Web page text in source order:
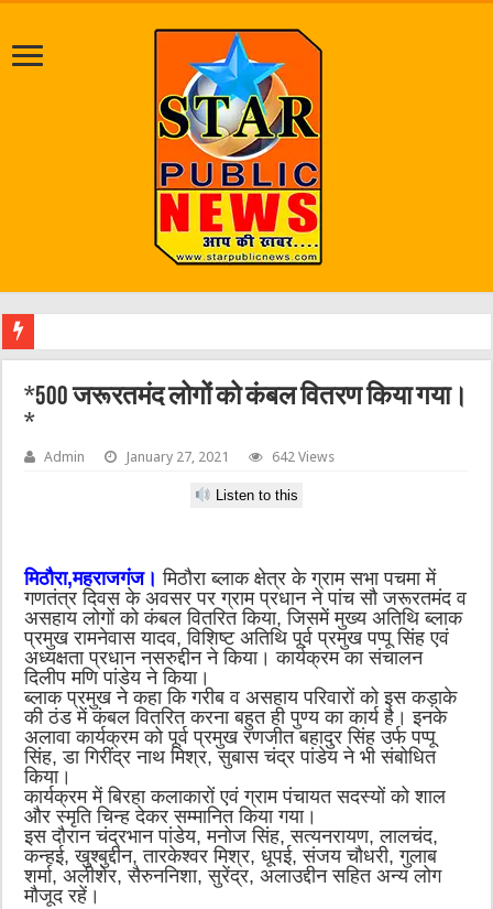
*500 जरूरतमंद लोगों को कंबल वितरण किया गया।
*
Admin January 27, 2021 642 Views
Listen to this
मिठौरा,महराजगंज। मिठौरा ब्लाक क्षेत्र के ग्राम सभा पचमा में
गणतंत्र दिवस के अवसर पर ग्राम प्रधान ने पांच सौ जरूरतमंद व
असहाय लोगों को कंबल वितरित किया, जिसमें मुख्य अतिथि ब्लाक
प्रमुख रामनेवास यादव, विशिष्ट अतिथि पूर्व प्रमुख पप्पू सिंह एवं
अध्यक्षता प्रधान नसरुद्दीन ने किया। कार्यक्रम का संचालन
दिलीप मणि पांडेय ने किया।
ब्लाक प्रमुख ने कहा कि गरीब व असहाय परिवारों को इस कड़ाके
की ठंड में कंबल वितरित करना बहुत ही पुण्य का कार्य है। इनके
अलावा कार्यक्रम को पूर्व प्रमुख रणजीत बहादुर सिंह उर्फ पप्पू
सिंह, डा गिरींद्र नाथ मिश्र, सुबास चंद्र पांडेय ने भी संबोधित
किया।
कार्यक्रम में बिरहा कलाकारों एवं ग्राम पंचायत सदस्यों को शाल
और स्मृति चिन्ह देकर सम्मानित किया गया।
इस दौरान चंद्रभान पांडेय, मनोज सिंह, सत्यनरायण, लालचंद,
कन्हई, खुश्बुद्दीन, तारकेश्वर मिश्र, धूपई, संजय चौधरी, गुलाब
शर्मा, अलीशेर, सैरुननिशा, सुरेंद्र, अलाउद्दीन सहित अन्य लोग
मौजूद रहें।